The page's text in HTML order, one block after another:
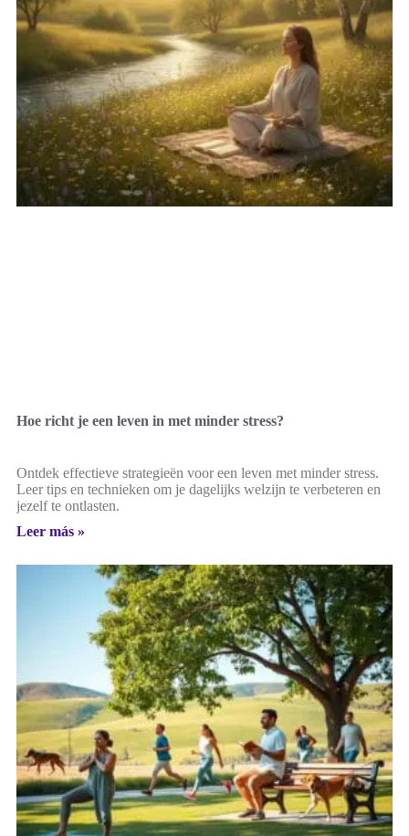
Hoe richt je een leven in met minder stress?
Ontdek effectieve strategieën voor een leven met minder stress.
Leer tips en technieken om je dagelijks welzijn te verbeteren en
jezelf te ontlasten.
Leer más »